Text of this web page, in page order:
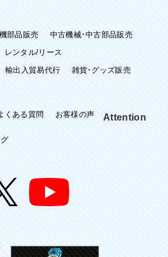
部品販売
中古機械･中古部品販売
レンタル/リース
輸出入貿易代行 雑貨･グッズ販売
くある質問 お客様の声 Attention